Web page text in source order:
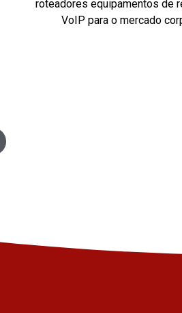
roteadores equipamentos de
VoIP para o mercado